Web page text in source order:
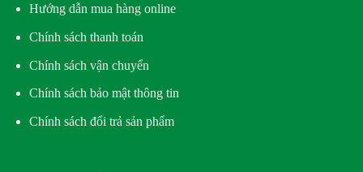
Hướng dẫn mua hàng online
Chính sách thanh toán
Chính sách vận chuyển
Chính sách bảo mật thông tin
Chính sách đổi trả sản phẩm